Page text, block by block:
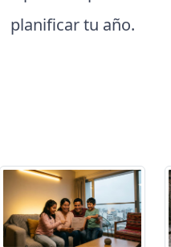
planificar tu año.